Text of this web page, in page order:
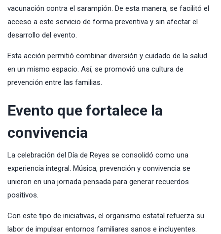
vacunación contra el sarampión. De esta manera, se facilitó el
acceso a este servicio de forma preventiva y sin afectar el
desarrollo del evento.
Esta acción permitió combinar diversión y cuidado de la salud
en un mismo espacio. Así, se promovió una cultura de
prevención entre las familias.
Evento que fortalece la
convivencia
La celebración del Día de Reyes se consolidó como una
experiencia integral. Música, prevención y convivencia se
unieron en una jornada pensada para generar recuerdos
positivos.
Con este tipo de iniciativas, el organismo estatal refuerza su
labor de impulsar entornos familiares sanos e incluyentes.